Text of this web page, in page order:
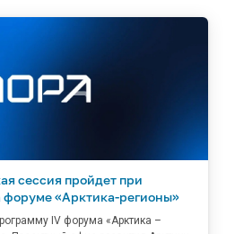
сессия пройдет при
«Арктика-регионы»
IV форума «Арктика –